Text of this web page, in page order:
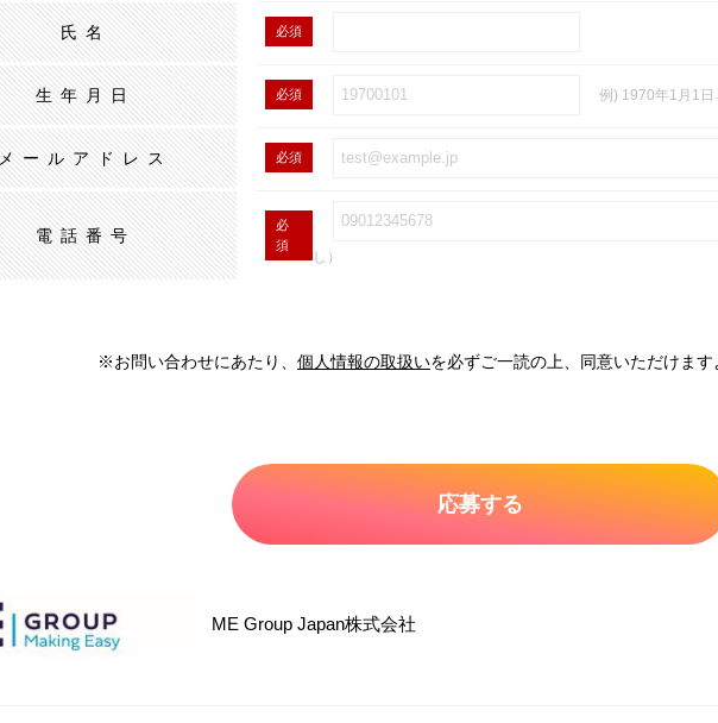
氏名 必須
生年月日 必須 例) 1970年1月1
メールアドレス 必須
電話番号
必
須
し）
※お問い合わせにあたり、 個人情報の取扱いを必ずご一読の上、同意いただけま
ME Group Japan株式会社